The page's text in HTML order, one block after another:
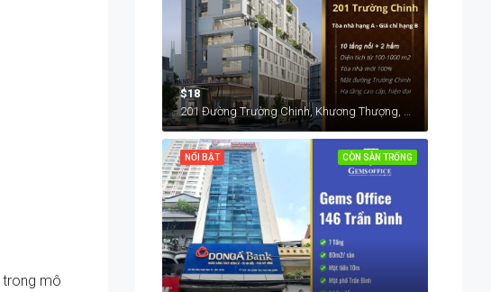
trong mô
$18
201 Đường Trường Chinh, Khương Thượng, Đống Đa, Hà Nội, Việt Nam
CÒN SÀN TRỐNG
NỔI BẬT